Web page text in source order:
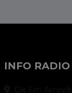
INFO RADIO